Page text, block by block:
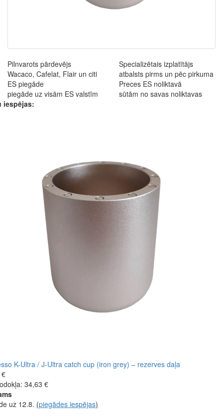
Pilnvarots pārdevējs
Wacaco, Cafelat, Flair un citi
Specializētais izplatītājs
atbalsts pirms un pēc pirkuma
ES piegāde
piegāde uz visām ES valstīm
Preces ES noliktavā
sūtām no savas noliktavas
iespējas:
34,63 €
uz 12.8. (piegādes iespējas)